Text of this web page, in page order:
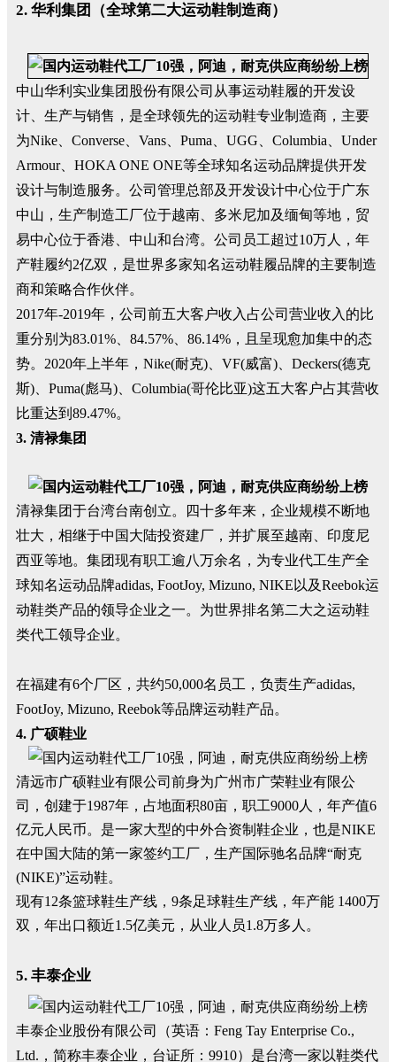
2. 华利集团（全球第二大运动鞋制造商）
中山华利实业集团股份有限公司从事运动鞋履的开发设
计、生产与销售，是全球领先的运动鞋专业制造商，主要
为Nike、Converse、Vans、Puma、UGG、Columbia、Under
Armour、HOKA ONE ONE等全球知名运动品牌提供开发
设计与制造服务。公司管理总部及开发设计中心位于广东
中山，生产制造工厂位于越南、多米尼加及缅甸等地，贸
易中心位于香港、中山和台湾。公司员工超过10万人，年
产鞋履约2亿双，是世界多家知名运动鞋履品牌的主要制造
商和策略合作伙伴。
2017年-2019年，公司前五大客户收入占公司营业收入的比
重分别为83.01%、84.57%、86.14%，且呈现愈加集中的态
势。2020年上半年，Nike(耐克)、VF(威富)、Deckers(德克
斯)、Puma(彪马)、Columbia(哥伦比亚)这五大客户占其营收
比重达到89.47%。
3. 清禄集团
清禄集团于台湾台南创立。四十多年来，企业规模不断地
壮大，相继于中国大陆投资建厂，并扩展至越南、印度尼
西亚等地。集团现有职工逾八万余名，为专业代工生产全
球知名运动品牌adidas, FootJoy, Mizuno, NIKE以及Reebok运
动鞋类产品的领导企业之一。为世界排名第二大之运动鞋
类代工领导企业。
在福建有6个厂区，共约50,000名员工，负责生产adidas,
FootJoy, Mizuno, Reebok等品牌运动鞋产品。
4. 广硕鞋业
清远市广硕鞋业有限公司前身为广州市广荣鞋业有限公
司，创建于1987年，占地面积80亩，职工9000人，年产值6
亿元人民币。是一家大型的中外合资制鞋企业，也是NIKE
在中国大陆的第一家签约工厂，生产国际驰名品牌“耐克
(NIKE)”运动鞋。
现有12条篮球鞋生产线，9条足球鞋生产线，年产能 1400万
双，年出口额近1.5亿美元，从业人员1.8万多人。
5. 丰泰企业
丰泰企业股份有限公司（英语：Feng Tay Enterprise Co.,
Ltd.，简称丰泰企业，台证所：9910）是台湾一家以鞋类代